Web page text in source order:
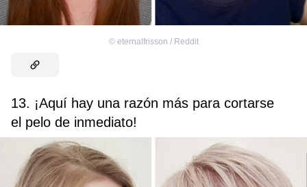
© eternalfrisson / Reddit
13. ¡Aquí hay una razón más para cortarse
el pelo de inmediato!